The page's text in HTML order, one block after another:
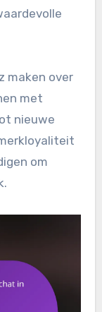
maken over
met
nieuwe
om